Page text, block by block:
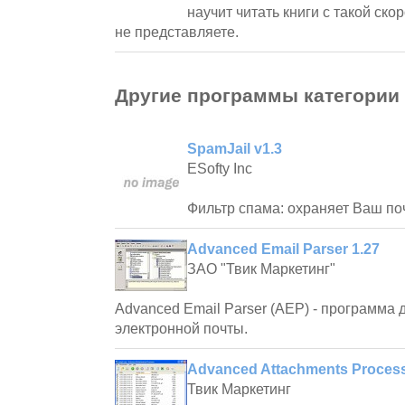
научит читать книги с такой
не представляете.
Другие программы категории
SpamJail v1.3
ESofty Inc
Фильтр спама: охраняет Ваш
Advanced Email Parser 1.27
ЗАО "Твик Маркетинг"
Advanced Email Parser (AEP) - программа
электронной почты.
Advanced Attachments
Твик Маркетинг